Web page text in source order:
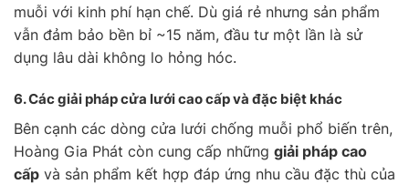
muỗi với kinh phí hạn chế. Dù giá rẻ nhưng sản phẩm
vẫn đảm bảo bền bỉ ~15 năm, đầu tư một lần là sử
dụng lâu dài không lo hỏng hóc.
6.Các giải pháp cửa lưới cao cấp và đặc biệt khác
Bên cạnh các dòng cửa lưới chống muỗi phổ biến trên,
Hoàng Gia Phát còn cung cấp những giải pháp cao
cấp và sản phẩm kết hợp đáp ứng nhu cầu đặc thù của